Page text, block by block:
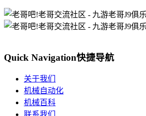
Quick Navigation快捷导航
关于我们
机械自动化
机械百科